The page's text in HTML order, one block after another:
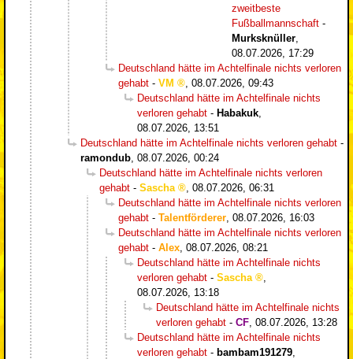
zweitbeste
Fußballmannschaft -
Murksknüller
08.07.2026, 17:29
Deutschland hätte im Achtelfinale nichts verloren
gehabt - VM
08.07.2026, 09:43
Deutschland hätte im Achtelfinale nichts
verloren gehabt - Habakuk
08.07.2026, 13:51
Deutschland hätte im Achtelfinale nichts verloren gehabt -
ramondub 08.07.2026, 00:24
Deutschland hätte im Achtelfinale nichts verloren
gehabt - Sascha
08.07.2026, 06:31
Deutschland hätte im Achtelfinale nichts verloren
gehabt - Talentförderer 08.07.2026, 16:03
Deutschland hätte im Achtelfinale nichts verloren
gehabt - Alex 08.07.2026, 08:21
Deutschland hätte im Achtelfinale nichts
verloren gehabt - Sascha
08.07.2026, 13:18
Deutschland hätte im Achtelfinale nichts
verloren gehabt - CF 08.07.2026, 13:28
Deutschland hätte im Achtelfinale nichts
verloren gehabt - bambam191279